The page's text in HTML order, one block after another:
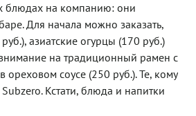
блюдах на компанию: они
Для начала можно заказать,
азиатские огурцы (170 руб.)
на традиционный рамен с
соусе (250 руб.). Те, кому
Кстати, блюда и напитки